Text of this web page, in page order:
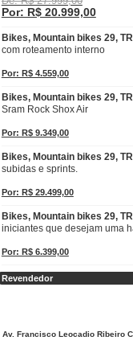
Por: R$ 20.999,00
Bikes, Mountain bikes 29,
com roteamento interno
Por: R$ 4.559,00
Bikes, Mountain bikes 29,
Sram Rock Shox Air
Por: R$ 9.349,00
Bikes, Mountain bikes 29,
subidas e sprints.
Por: R$ 29.499,00
Bikes, Mountain bikes 29,
iniciantes que desejam uma
Por: R$ 6.399,00
Revendedor
Av. Francisco Leocadio Ribeiro